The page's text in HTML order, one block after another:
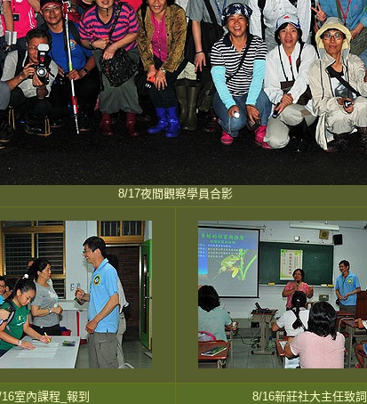
8/17夜間觀察學員合影
室內課程_報到 8/16新莊社大主任致詞